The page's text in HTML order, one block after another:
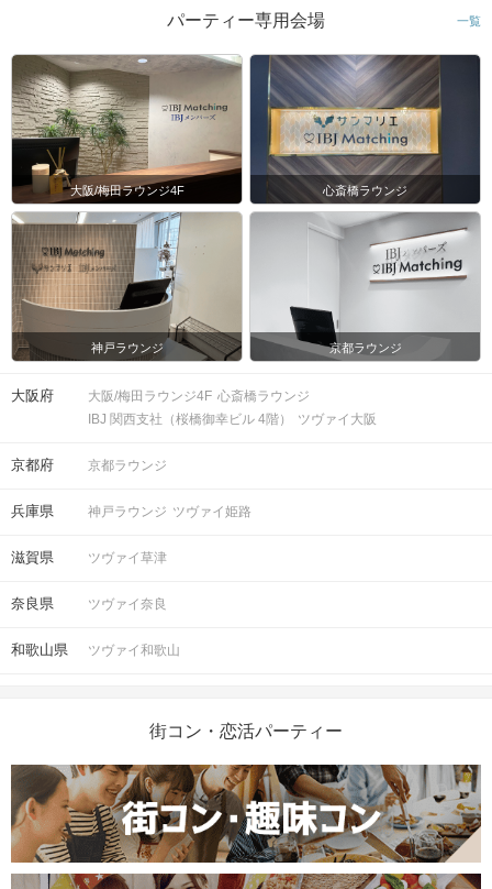
パーティー専用会場 一覧
大阪/梅田ラウンジ4F 心斎橋ラウンジ
神戸ラウンジ 京都ラウンジ
大阪府 大阪/梅田ラウンジ4F 心斎橋ラウンジ
IBJ 関西支社（桜橋御幸ビル 4階）
ツヴァイ大阪
京都府 京都ラウンジ
兵庫県 神戸ラウンジ ツヴァイ姫路
滋賀県 ツヴァイ草津
奈良県 ツヴァイ奈良
和歌山県 ツヴァイ和歌山
街コン・恋活パーティー